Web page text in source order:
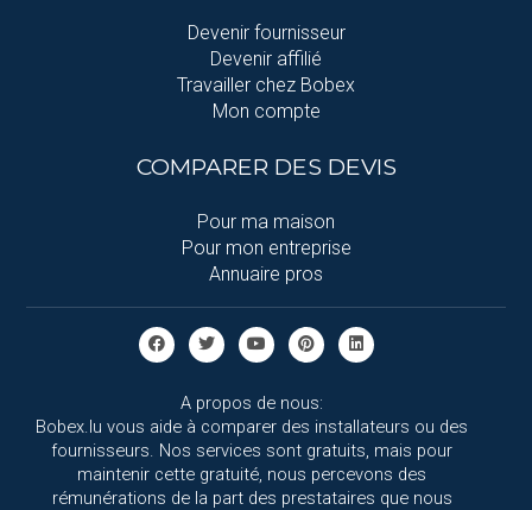
Devenir fournisseur
Devenir affilié
Travailler chez Bobex
Mon compte
COMPARER DES DEVIS
Pour ma maison
Pour mon entreprise
Annuaire pros
A propos de nous:
Bobex.lu vous aide à comparer des installateurs ou des
fournisseurs. Nos services sont gratuits, mais pour
maintenir cette gratuité, nous percevons des
rémunérations de la part des prestataires que nous